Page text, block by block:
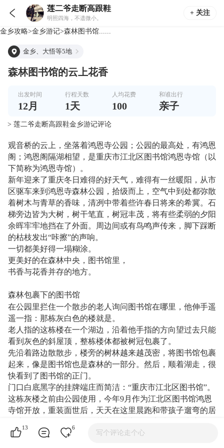
 莲二爷走断高跟鞋
明照四海，不遗微小。
+ 关注
金乡攻略>金乡游记>森林图书馆......
金乡、大悟等5地
森林图书馆的云上花香
出发时间
12月
行程天数
1天
人均花费
100
和谁出行
亲子
> 莲二爷走断高跟鞋金乡游记评论
观音桥的云上，坐落着鸿恩寺公园；公园的最高处，有鸿恩
阁；鸿恩阁隔湖相望，是重庆市江北区图书馆鸿恩寺馆（以
下简称为鸿恩寺馆）。
新年迎来了重庆冬日难得的好天气，难得有一丝暖阳，从市
区驱车来到鸿恩寺森林公园，拾级而上，空气中到处都弥散
着树木与青草的香味，清冽中带着些许春日将来的希冀。石
梯旁边皆为大树，树干笔直，树冠丰茂，将有些柔弱的夕阳
余晖牢牢地挡在了外面。周边间或有鸟鸣声传来，脚下踩断
的枯枝发出“咔擦”的声响。
一切都美好得一塌糊涂。
更美好的在森林中央，图书馆里，
书香与花香并存的地方。
森林包裹下的图书馆
在公园里拦住一个散步的老人询问图书馆在哪里，他伸手遥
遥一指：那栋灰白色的楼就是。
老人指的这栋楼在一个湖边，沿着他手指的方向望过去只能
看到灰色的斜屋顶，整栋楼体都被树冠包裹了。
先沿着路边散散步，楼旁的树林越来越茂密，将图书馆包裹
起来，像是图书馆也是森林的一部分。然后，顺着湖走，很
快看到了图书馆的正门。
门口白底黑字的挂牌端庄而简洁：“重庆市江北区图书馆”。
这栋灰楼之前由公园使用，今年9月作为江北区图书馆鸿恩
寺馆开放，重装面世后，天天在这里晨跑和带孩子遛弯的居
么的美。
13 6
写个评论走个心